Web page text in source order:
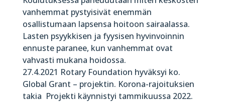
vanhemmat pystyisivät enemmän
osallistumaan lapsensa hoitoon sairaalassa.
Lasten psyykkisen ja fyysisen hyvinvoinnin
ennuste paranee, kun vanhemmat ovat
vahvasti mukana hoidossa.
27.4.2021 Rotary Foundation hyväksyi ko.
Global Grant – projektin. Korona-rajoituksien
takia Projekti käynnistyi tammikuussa 2022.